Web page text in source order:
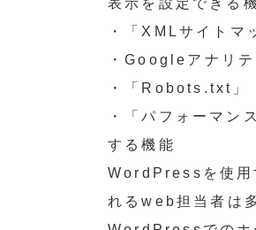
表示を設定できる
・「XMLサイト
・Googleアナリ
・「Robots.txt」
・「パフォーマン
する機能
WordPressを使用
れるweb担当者は